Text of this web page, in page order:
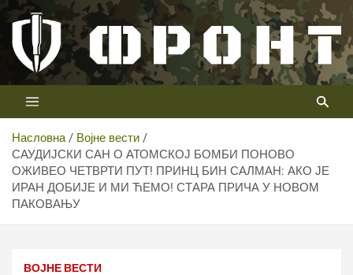
Скип
цонтент
Телевизија ФРОНТ
Први војни канал у Србији
Насловна
Војне вести
САУДИЈСКИ САН О АТОМСКОЈ БОМБИ ПОНОВО
ОЖИВЕО ЧЕТВРТИ ПУТ! ПРИНЦ БИН САЛМАН: АКО ЈЕ
ИРАН ДОБИЈЕ И МИ ЋЕМО! СТАРА ПРИЧА У НОВОМ
ПАКОВАЊУ
ВОЈНЕ ВЕСТИ